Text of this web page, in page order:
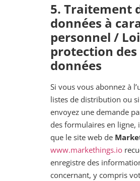
5. Traitement
données à
personnel /
protection des
données
Si vous vous abonnez à
listes de distribution ou
envoyez une demande
des formulaires en ligne,
que le site web de
www.markethings.io
enregistre des
concernant, y compris